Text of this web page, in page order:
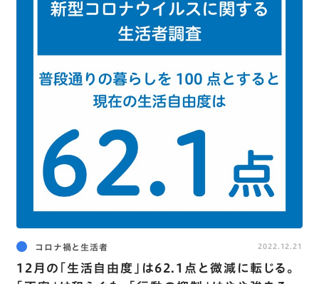
コロナ禍と生活者
12月の｢生活自由度｣は62.1点と微減に転じる｡
2022.12.21